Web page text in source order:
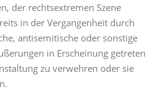
der rechtsextremen Szene
in der Vergangenheit durch
antisemitische oder sonstige
in Erscheinung getreten
zu verwehren oder sie